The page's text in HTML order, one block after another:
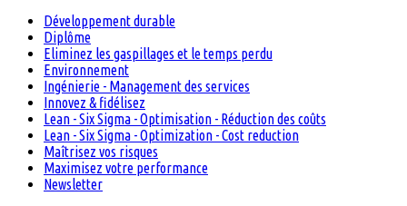
Développement durable
Diplôme
Eliminez les gaspillages et le temps perdu
Environnement
Ingénierie - Management des services
Innovez & fidélisez
Lean - Six Sigma - Optimisation - Réduction des coûts
Lean - Six Sigma - Optimization - Cost reduction
Maîtrisez vos risques
Maximisez votre performance
Newsletter